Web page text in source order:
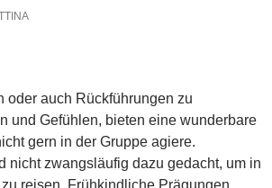
oder auch Rückführungen zu
und Gefühlen, bieten eine wunderbare
gern in der Gruppe agiere.
nicht zwangsläufig dazu gedacht, um in
reisen. Frühkindliche Prägungen,